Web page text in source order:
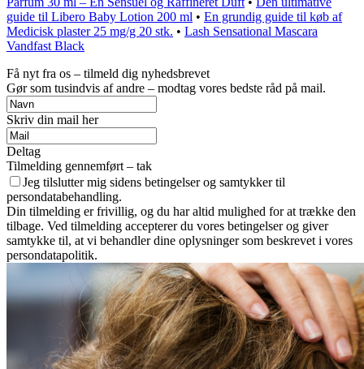
guide til Libero Baby Lotion 200 ml • En grundig guide til køb af
Medicisk plaster 25 mg/g 20 stk. • Lash Sensational Mascara
Vandfast Black
Få nyt fra os – tilmeld dig nyhedsbrevet
Gør som tusindvis af andre – modtag vores bedste råd på mail.
Skriv din mail her
Deltag
Tilmelding gennemført – tak
Jeg tilslutter mig sidens betingelser og samtykker til
persondatabehandling.
Din tilmelding er frivillig, og du har altid mulighed for at trække den
tilbage. Ved tilmelding accepterer du vores betingelser og giver
samtykke til, at vi behandler dine oplysninger som beskrevet i vores
persondatapolitik.